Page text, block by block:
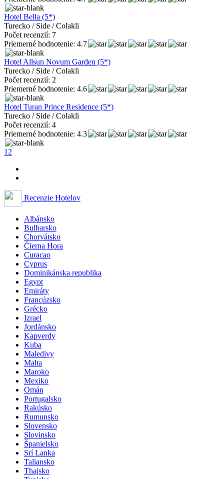
Hotel Bella (5*)
Turecko / Side / Colakli
Počet recenzií: 7
Priemerné hodnotenie: 4.7
Hotel Allsun Novum Garden (5*)
Turecko / Side / Colakli
Počet recenzií: 2
Priemerné hodnotenie: 4.6
Hotel Turan Prince Residence (5*)
Turecko / Side / Colakli
Počet recenzií: 4
Priemerné hodnotenie: 4.3
1 2
Recenzie Hotelov
Albánsko
Bulharsko
Chorvátsko
Čierna Hora
Curacao
Cyprus
Dominikánska republika
Egypt
Emiráty
Francúzsko
Grécko
Izrael
Jordánsko
Kapverdy
Kuba
Maledivy
Malta
Maroko
Mexiko
Omán
Portugalsko
Rakúsko
Rumunsko
Slovensko
Slovinsko
Španielsko
Srí Lanka
Taliansko
Thajsko